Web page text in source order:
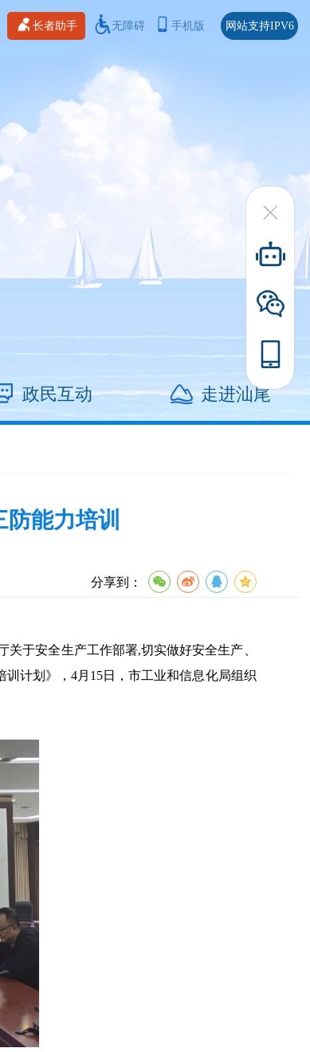
长者助手 无障碍 手机版 网站支持IPV6
政民互动 走进汕尾
能力培训
分享到：
于安全生产工作部署,切实做好安全生产、
计划》，4月15日，市工业和信息化局组织